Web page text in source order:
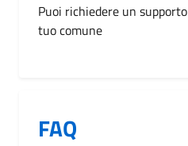
Puoi richiedere un
tuo comune
FAQ